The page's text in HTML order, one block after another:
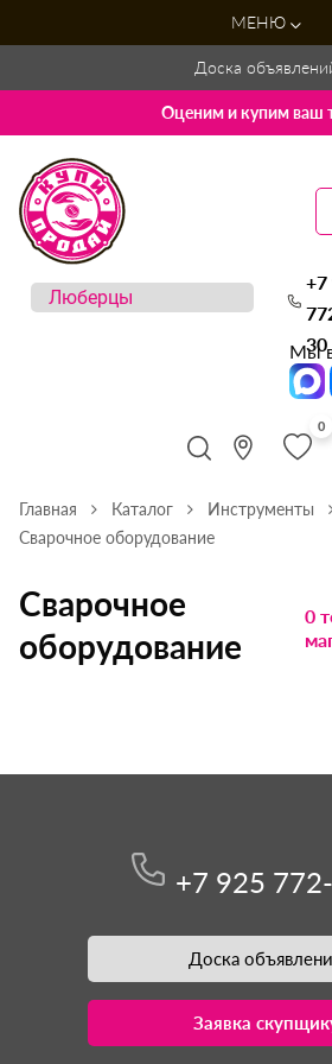
МЕНЮ
Доска
Оценим и купим ваш
+7
30
Мы в
0
Главная Каталог
Инструменты
Сварочное оборудование
Сварочное
оборудование
0
+7 925
Доска
Заявка